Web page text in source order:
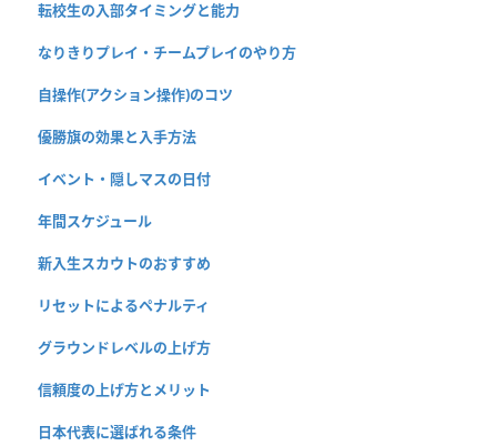
転校生の入部タイミングと能力
なりきりプレイ・チームプレイのやり方
自操作(アクション操作)のコツ
優勝旗の効果と入手方法
イベント・隠しマスの日付
年間スケジュール
新入生スカウトのおすすめ
リセットによるペナルティ
グラウンドレベルの上げ方
信頼度の上げ方とメリット
日本代表に選ばれる条件